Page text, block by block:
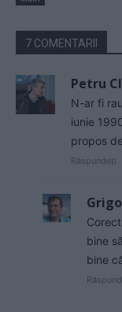
7 COMENTARII
Petru
N-ar fi
iunie
propos
Răspundeți
bine
bine